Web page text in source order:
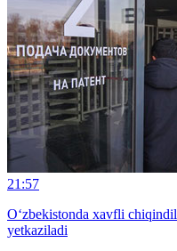
21:57
O‘zbekistonda xavfli
yetkaziladi